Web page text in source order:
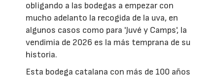
obligando a las bodegas a empezar con
mucho adelanto la recogida de la uva, en
algunos casos como para 'Juvé y Camps', la
vendimia de 2026 es la más temprana de su
historia.
Esta bodega catalana con más de 100 años